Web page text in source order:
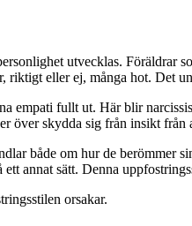
utvecklas. Föräldrar
riktigt eller ej, många hot. Det
empati fullt ut. Här blir
över skydda sig från insikt
både om hur de berömmer
annat sätt. Denna
orsakar.